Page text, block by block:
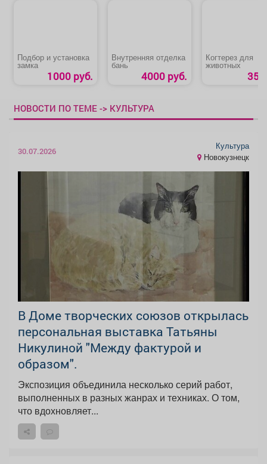
Подбор и установка
замка
1000 руб.
Внутренняя отделка
бань
4000 руб.
Когтерез для
животных
35
НОВОСТИ ПО ТЕМЕ -> КУЛЬТУРА
30.07.2026
Культура
Новокузнецк
В Доме творческих союзов открылась
персональная выставка Татьяны
Никулиной "Между фактурой и
образом".
Экспозиция объединила несколько серий работ,
выполненных в разных жанрах и техниках. О том,
что вдохновляет...